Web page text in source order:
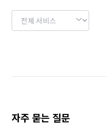
3. 에어컨 완전 분해 세척
- 에어컨을 완전 분해하여 부
기기내에 곰팡이, 이물질 등을
자주 묻는 질문